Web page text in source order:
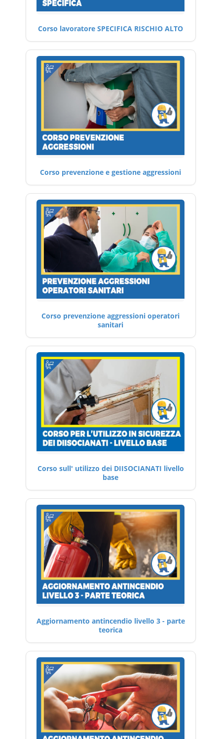
Corso lavoratore SPECIFICA RISCHIO ALTO
Corso prevenzione e gestione aggressioni
Corso prevenzione aggressioni operatori
sanitari
Corso sull' utilizzo dei DIISOCIANATI livello
base
Aggiornamento antincendio livello 3 - parte
teorica